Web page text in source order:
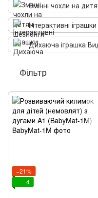
Змінні чохли на
Інтерактивні іграшки
Дихаюча іграшка
Фільтр
−21%
4